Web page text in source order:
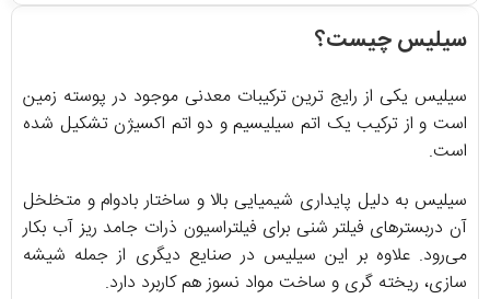
سیلیس چیست؟
سیلیس یکی از رایج ترین ترکیبات معدنی موجود در پوسته زمین
است و از ترکیب یک اتم سیلیسیم و دو اتم اکسیژن تشکیل شده
است.
سیلیس به دلیل پایداری شیمیایی بالا و ساختار بادوام و متخلخل
آن دربسترهای فیلتر شنی برای فیلتراسیون ذرات جامد ریز آب بکار
می‌رود. علاوه بر این سیلیس در صنایع دیگری از جمله شیشه
سازی، ریخته گری و ساخت مواد نسوز هم کاربرد دارد.